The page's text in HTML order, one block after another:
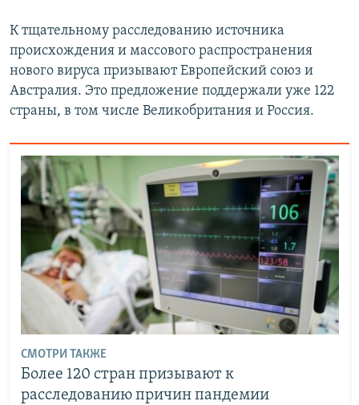
К тщательному расследованию источника
происхождения и массового распространения
нового вируса призывают Европейский союз и
Австралия. Это предложение поддержали уже 122
страны, в том числе Великобритания и Россия.
СМОТРИ ТАКЖЕ
Более 120 стран призывают к
расследованию причин пандемии